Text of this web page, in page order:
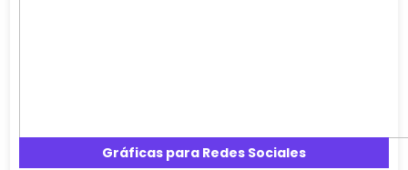
Gráficas para Redes Sociales